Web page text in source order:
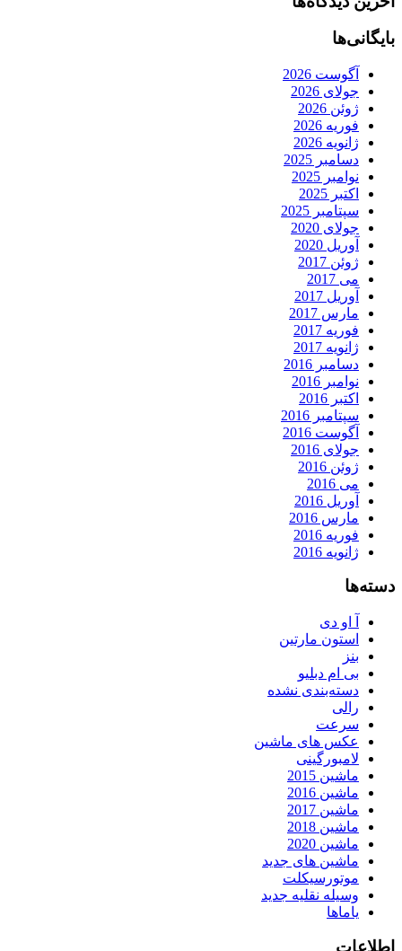
بایگانی‌ها
آگوست 2026
جولای 2026
ژوئن 2026
فوریه 2026
ژانویه 2026
دسامبر 2025
نوامبر 2025
اکتبر 2025
سپتامبر 2025
جولای 2020
آوریل 2020
ژوئن 2017
می 2017
آوریل 2017
مارس 2017
فوریه 2017
ژانویه 2017
دسامبر 2016
نوامبر 2016
اکتبر 2016
سپتامبر 2016
آگوست 2016
جولای 2016
ژوئن 2016
می 2016
آوریل 2016
مارس 2016
فوریه 2016
ژانویه 2016
دسته‌ها
آ او دی
استون مارتین
بنز
بی ام دبلیو
دسته‌بندی نشده
رالی
سرعت
عکس های ماشین
لامبورگینی
ماشین 2015
ماشین 2016
ماشین 2017
ماشین 2018
ماشین 2020
ماشین های جدید
موتورسیکلت
وسیله نقلیه جدید
یاماها
اطلاعات